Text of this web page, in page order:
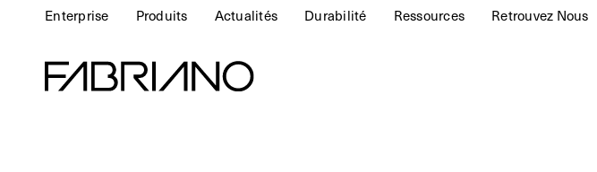
Enterprise Produits Actualités Durabilité Ressources Retrouvez Nous